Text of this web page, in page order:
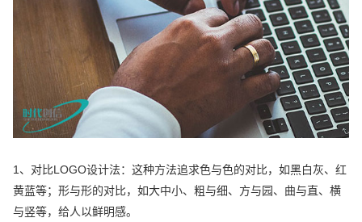
1、对比LOGO设计法：这种方法追求色与色的对比，如黑白灰、红
黄蓝等；形与形的对比，如大中小、粗与细、方与园、曲与直、横
与竖等，给人以鲜明感。